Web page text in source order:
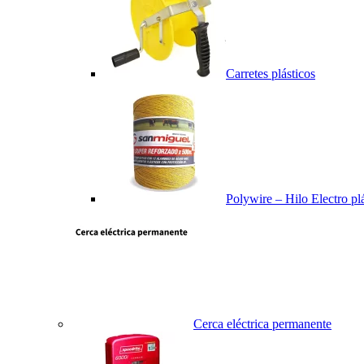
Carretes plásticos
Polywire – Hilo Electro
Cerca eléctrica permanente